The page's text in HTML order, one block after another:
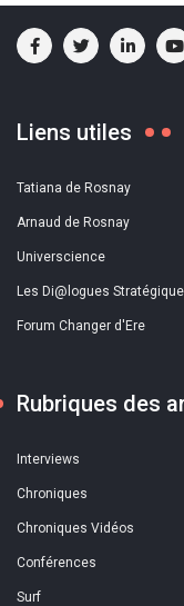
Liens utiles
Tatiana de Rosnay
Arnaud de Rosnay
Universcience
Les Di@logues
Forum Changer d'Ere
Rubriques des
Interviews
Chroniques
Chroniques Vidéos
Conférences
Surf